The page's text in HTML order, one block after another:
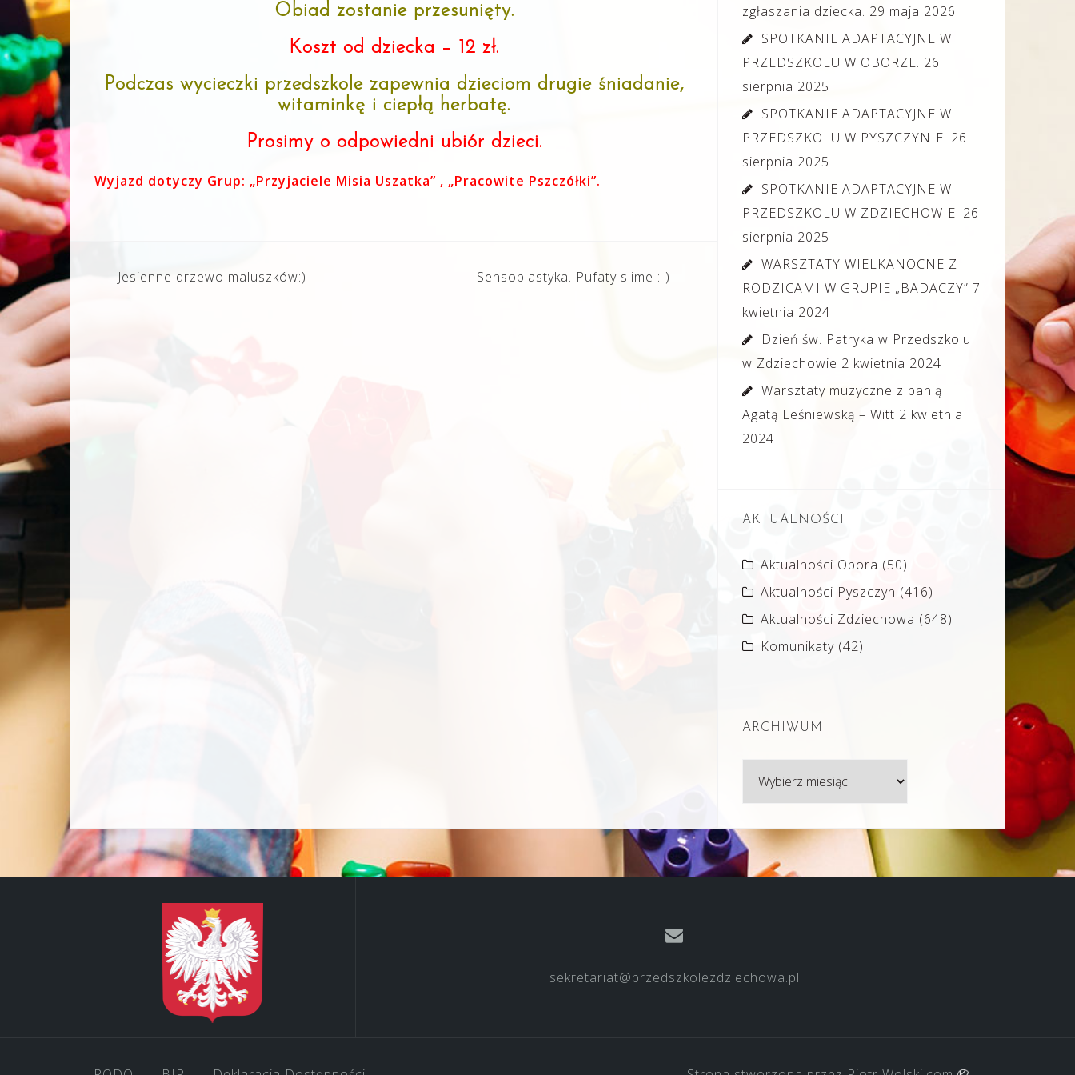
Obiad zostanie przesunięty.
Koszt od dziecka – 12 zł.
Podczas wycieczki przedszkole zapewnia dzieciom drugie śniadanie,
witaminkę i ciepłą herbatę.
Prosimy o odpowiedni ubiór dzieci.
Wyjazd dotyczy Grup: „Przyjaciele Misia Uszatka” , „Pracowite Pszczółki”.
Nawigacja
Jesienne drzewo maluszków:) Sensoplastyka. Pufaty slime :-)
zgłaszania dziecka. 29 maja 2026
SPOTKANIE ADAPTACYJNE W
PRZEDSZKOLU W OBORZE. 26
sierpnia 2025
SPOTKANIE ADAPTACYJNE W
PRZEDSZKOLU W PYSZCZYNIE. 26
sierpnia 2025
SPOTKANIE ADAPTACYJNE W
PRZEDSZKOLU W ZDZIECHOWIE. 26
sierpnia 2025
WARSZTATY WIELKANOCNE Z
RODZICAMI W GRUPIE „BADACZY” 7
kwietnia 2024
Dzień św. Patryka w Przedszkolu
w Zdziechowie 2 kwietnia 2024
Warsztaty muzyczne z panią
Agatą Leśniewską – Witt 2 kwietnia
2024
AKTUALNOŚCI
Aktualności Obora (50)
Aktualności Pyszczyn (416)
Aktualności Zdziechowa (648)
Komunikaty (42)
ARCHIWUM
sekretariat@przedszkolezdziechowa.pl